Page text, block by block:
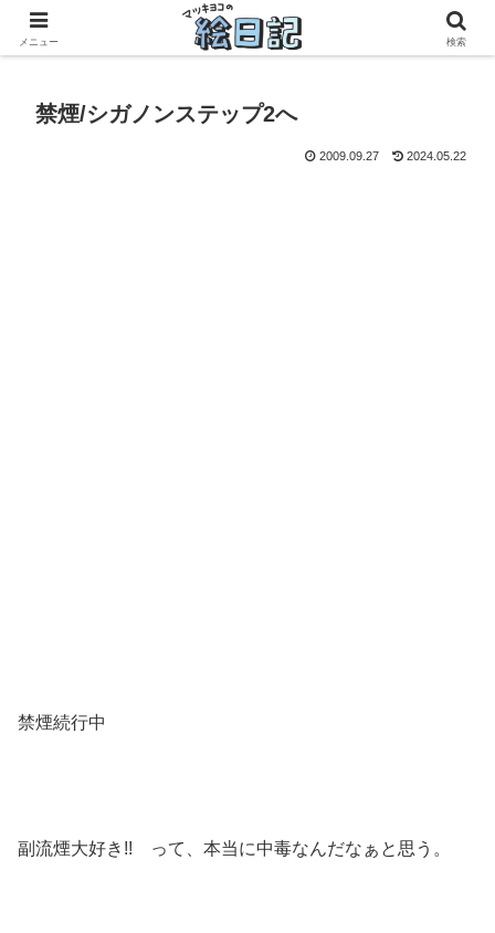
滋賀に移住した50代元主婦、フリーランス×パートの毎日
禁煙/シガノンステップ2へ
2009.09.27 2024.05.22
禁煙続行中
副流煙大好き!! って、本当に中毒なんだなぁと思う。
メニュー 検索